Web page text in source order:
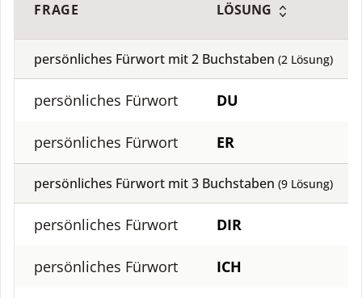
FRAGE LÖSUNG
persönliches Fürwort mit2 Buchstaben (2 Lösung)
persönliches Fürwort DU
persönliches Fürwort ER
persönliches Fürwort mit3 Buchstaben (9 Lösung)
persönliches Fürwort DIR
persönliches Fürwort ICH